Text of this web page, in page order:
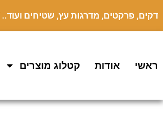
דקים, פרקטים, מדרגות עץ, שטיחים ועוד.. 073-7600407
ראשי אודות קטלוג מוצרים